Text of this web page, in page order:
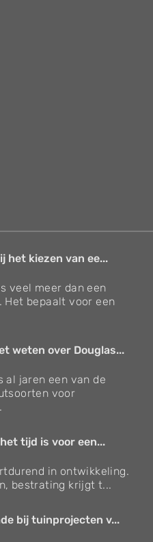
het kiezen van ee...
veel meer dan een
Het bepaalt voor een
weten over Douglas...
al jaren een van de
voor
tijd is voor een...
in ontwikkeling.
bestrating krijgt t...
bij tuinprojecten v...